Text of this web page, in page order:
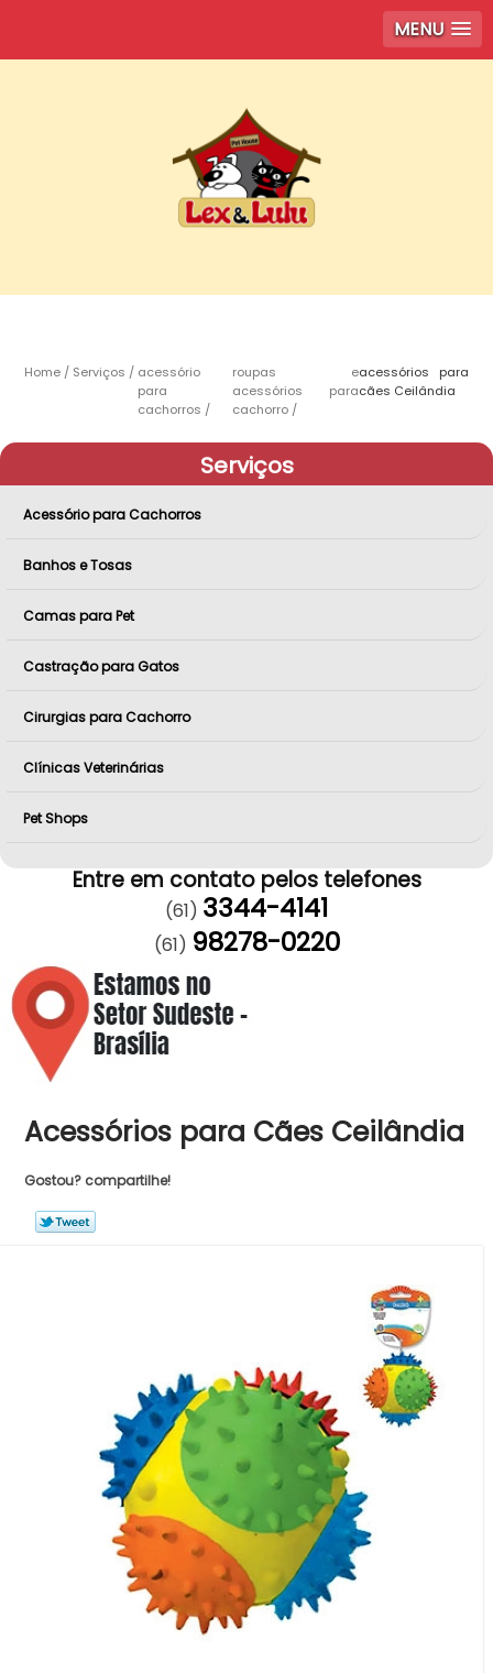
MENU
Home Serviços
acessório
para
cachorros
roupas e
acessórios para
cachorro
acessórios para
cães Ceilândia
Serviços
Acessório para Cachorros
Banhos e Tosas
Camas para Pet
Castração para Gatos
Cirurgias para Cachorro
Clínicas Veterinárias
Pet Shops
Entre em contato pelos telefones
(61) 3344-4141
(61) 98278-0220
Acessórios para Cães Ceilândia
Gostou? compartilhe!